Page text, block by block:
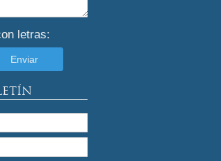
letras: